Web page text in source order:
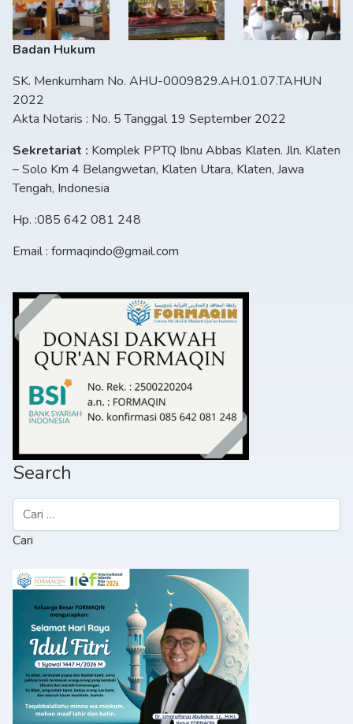
Badan Hukum
SK. Menkumham No. AHU-0009829.AH.01.07.TAHUN
2022
Akta Notaris : No. 5 Tanggal 19 September 2022
Sekretariat : Komplek PPTQ Ibnu Abbas Klaten. Jln. Klaten
– Solo Km 4 Belangwetan, Klaten Utara, Klaten, Jawa
Tengah, Indonesia
Hp. :085 642 081 248
Email : formaqindo@gmail.com
Search
Cari
untuk: